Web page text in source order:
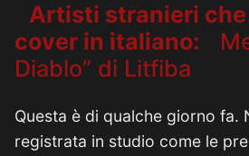
Artisti stranieri
cover in italiano:
Diablo” di Litfiba
Questa è di qualche giorno fa.
registrata in studio come le